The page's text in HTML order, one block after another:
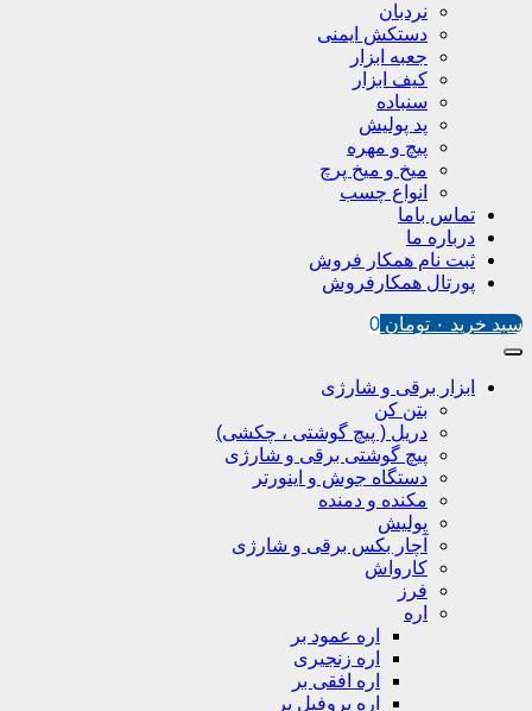
نردبان
دستکش ایمنی
جعبه ابزار
کیف ابزار
سنباده
پد پولیش
پیچ و مهره
میخ و میخ پرچ
انواع چسب
تماس باما
درباره ما
ثبت نام همکار فروش
پورتال همکارفروش
سبد خرید ۰ تومان 0
ابزار برقی و شارژی
بتن کن
دریل ( پیچ گوشتی ، چکشی)
پیچ گوشتی برقی و شارژی
دستگاه جوش و اینورتر
مکنده و دمنده
پولیش
آچار بکس برقی و شارژی
کارواش
فرز
اره
اره عمود بر
اره زنجیری
اره افقی بر
اره پروفیل پر